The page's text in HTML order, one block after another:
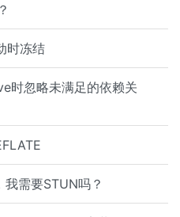
时冻结
时忽略未满足的依赖关
需要STUN吗？